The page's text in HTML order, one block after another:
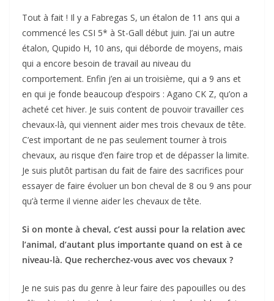
Tout à fait ! Il y a Fabregas S, un étalon de 11 ans qui a
commencé les CSI 5* à St-Gall début juin. J’ai un autre
étalon, Qupido H, 10 ans, qui déborde de moyens, mais
qui a encore besoin de travail au niveau du
comportement. Enfin j’en ai un troisième, qui a 9 ans et
en qui je fonde beaucoup d’espoirs : Agano CK Z, qu’on a
acheté cet hiver. Je suis content de pouvoir travailler ces
chevaux-là, qui viennent aider mes trois chevaux de tête.
C’est important de ne pas seulement tourner à trois
chevaux, au risque d’en faire trop et de dépasser la limite.
Je suis plutôt partisan du fait de faire des sacrifices pour
essayer de faire évoluer un bon cheval de 8 ou 9 ans pour
qu’à terme il vienne aider les chevaux de tête.
Si on monte à cheval, c’est aussi pour la relation avec
l’animal, d’autant plus importante quand on est à ce
niveau-là. Que recherchez-vous avec vos chevaux ?
Je ne suis pas du genre à leur faire des papouilles ou des